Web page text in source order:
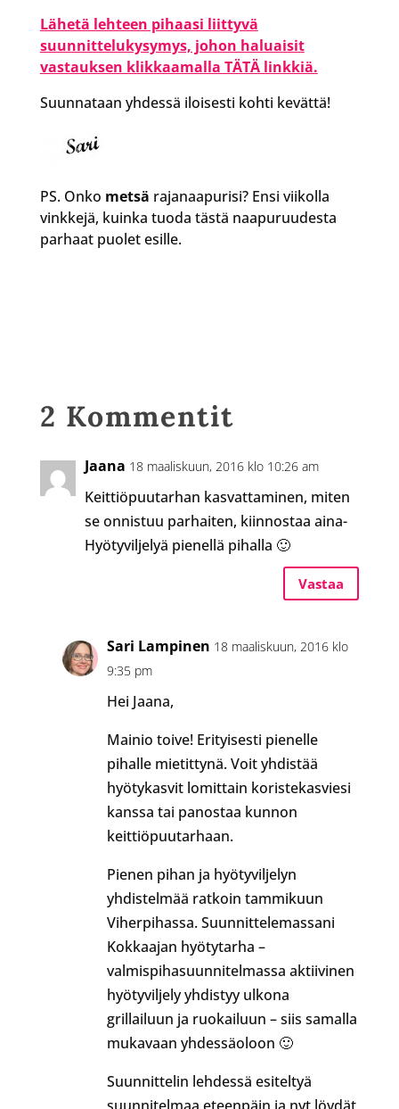
Lähetä lehteen pihaasi liittyvä
suunnittelukysymys, johon haluaisit
vastauksen klikkaamalla TÄTÄ linkkiä.
Suunnataan yhdessä iloisesti kohti kevättä!
PS. Onko metsä rajanaapurisi? Ensi viikolla
vinkkejä, kuinka tuoda tästä naapuruudesta
parhaat puolet esille.
2 Kommentit
Jaana 18 maaliskuun, 2016 klo 10:26 am
Keittiöpuutarhan kasvattaminen, miten
se onnistuu parhaiten, kiinnostaa aina-
Hyötyviljelyä pienellä pihalla 🙂
Vastaa
Sari Lampinen 18 maaliskuun, 2016 klo
9:35 pm
Hei Jaana,
Mainio toive! Erityisesti pienelle
pihalle mietittynä. Voit yhdistää
hyötykasvit lomittain koristekasviesi
kanssa tai panostaa kunnon
keittiöpuutarhaan.
Pienen pihan ja hyötyviljelyn
yhdistelmää ratkoin tammikuun
Viherpihassa. Suunnittelemassani
Kokkaajan hyötytarha –
valmispihasuunnitelmassa aktiivinen
hyötyviljely yhdistyy ulkona
grillailuun ja ruokailuun – siis samalla
mukavaan yhdessäoloon 🙂
Suunnittelin lehdessä esiteltyä